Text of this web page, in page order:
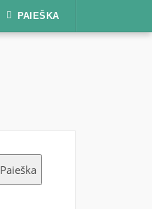
PAIEŠKA
Paieška